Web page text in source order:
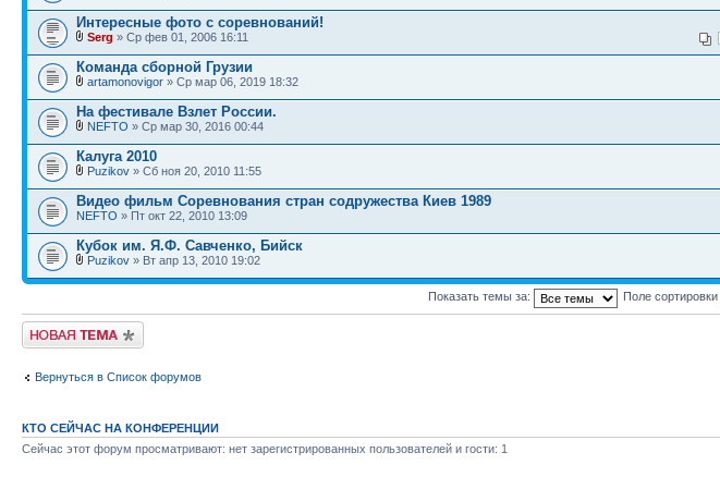
Интересные фото с соревнований!
Serg » Ср фев 01, 2006 16:11
Команда сборной Грузии
artamonovigor » Ср мар 06, 2019 18:32
На фестивале Взлет России.
NEFTO » Ср мар 30, 2016 00:44
Калуга 2010
Puzikov » Сб ноя 20, 2010 11:55
Видео фильм Соревнования стран содружества Киев 1989
NEFTO » Пт окт 22, 2010 13:09
Кубок им. Я.Ф. Савченко, Бийск
Puzikov » Вт апр 13, 2010 19:02
Показать темы за: Поле сортировки
Новая тема
Вернуться в Список форумов
КТО СЕЙЧАС НА КОНФЕРЕНЦИИ
Сейчас этот форум просматривают: нет зарегистрированных пользователей и гости: 1